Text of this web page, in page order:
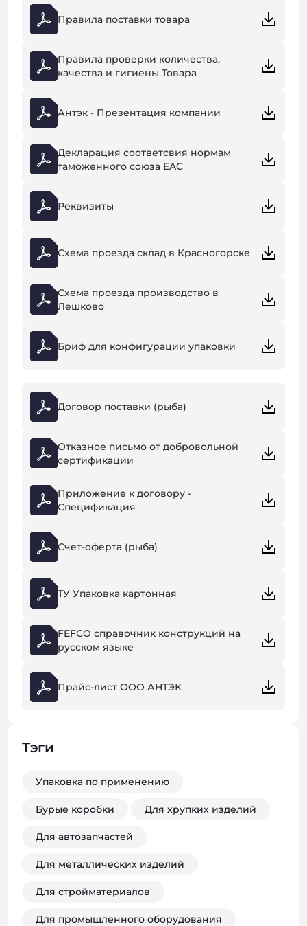
Правила поставки товара
Правила проверки количества,
качества и гигиены Товара
Антэк - Презентация компании
Декларация соответсвия нормам
таможенного союза EAC
Реквизиты
Схема проезда склад в Красногорске
Схема проезда производство в
Лешково
Бриф для конфигурации упаковки
Договор поставки (рыба)
Отказное письмо от добровольной
сертификации
Приложение к договору -
Спецификация
Счет-оферта (рыба)
ТУ Упаковка картонная
FEFCO справочник конструкций на
русском языке
Прайс-лист ООО АНТЭК
Тэги
Упаковка по применению
Бурые коробки Для хрупких изделий
Для автозапчастей
Для металлических изделий
Для стройматериалов
Для промышленного оборудования